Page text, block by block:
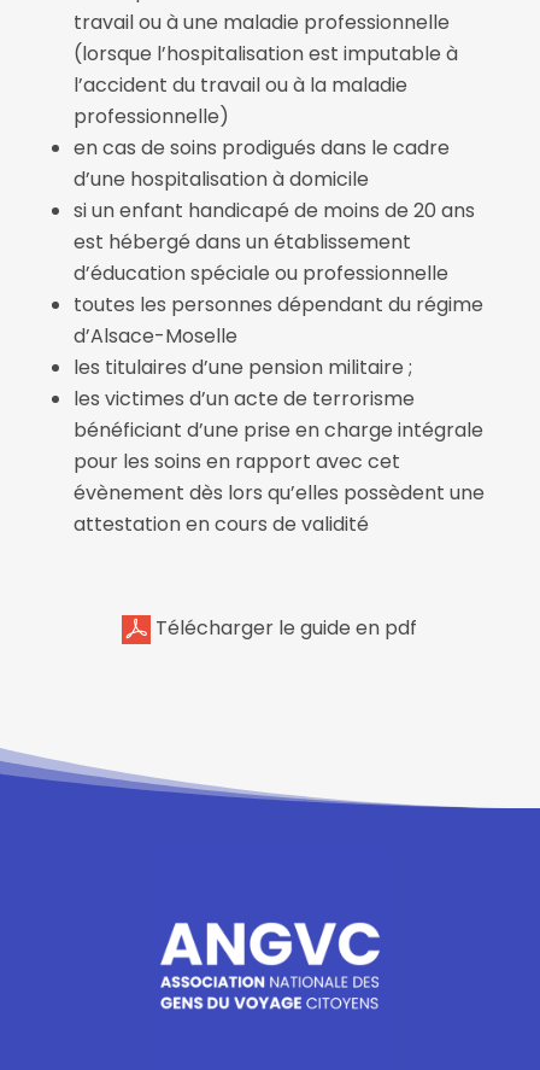
travail ou à une maladie professionnelle
(lorsque l’hospitalisation est imputable à
l’accident du travail ou à la maladie
professionnelle)
en cas de soins prodigués dans le cadre
d’une hospitalisation à domicile
si un enfant handicapé de moins de 20 ans
est hébergé dans un établissement
d’éducation spéciale ou professionnelle
toutes les personnes dépendant du régime
d’Alsace-Moselle
les titulaires d’une pension militaire ;
les victimes d’un acte de terrorisme
bénéficiant d’une prise en charge intégrale
pour les soins en rapport avec cet
évènement dès lors qu’elles possèdent une
attestation en cours de validité
Télécharger le guide en pdf